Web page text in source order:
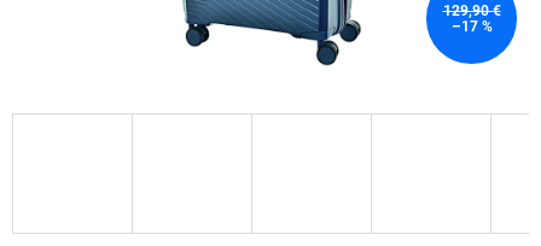
129,90 €
–17 %